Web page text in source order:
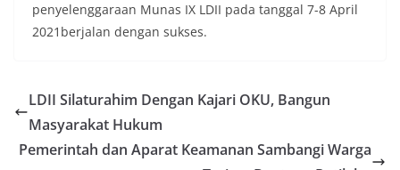
penyelenggaraan Munas IX LDII pada tanggal 7-8 April
2021berjalan dengan sukses.
LDII Silaturahim Dengan Kajari OKU, Bangun
Masyarakat Hukum
Pemerintah dan Aparat Keamanan Sambangi Warga